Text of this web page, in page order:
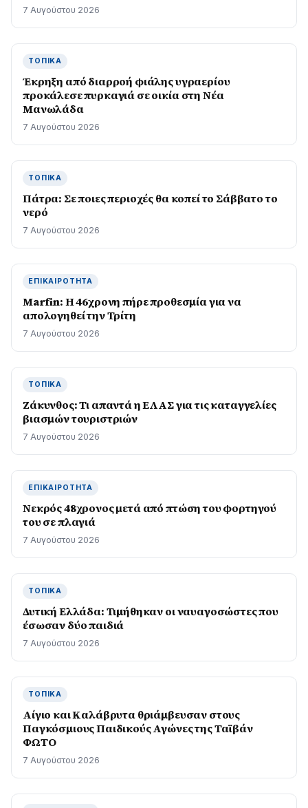
7 Αυγούστου 2026
ΤΟΠΙΚΆ
Έκρηξη από διαρροή φιάλης υγραερίου
προκάλεσε πυρκαγιά σε οικία στη Νέα
Μανωλάδα
7 Αυγούστου 2026
ΤΟΠΙΚΆ
Πάτρα: Σε ποιες περιοχές θα κοπεί το Σάββατο το
νερό
7 Αυγούστου 2026
ΕΠΙΚΑΙΡΌΤΗΤΑ
Marfin: Η 46χρονη πήρε προθεσμία για να
απολογηθεί την Τρίτη
7 Αυγούστου 2026
ΤΟΠΙΚΆ
Ζάκυνθος: Τι απαντά η ΕΛΑΣ για τις καταγγελίες
βιασμών τουριστριών
7 Αυγούστου 2026
ΕΠΙΚΑΙΡΌΤΗΤΑ
Νεκρός 48χρονος μετά από πτώση του φορτηγού
του σε πλαγιά
7 Αυγούστου 2026
ΤΟΠΙΚΆ
Δυτική Ελλάδα: Τιµήθηκαν οι ναυαγοσώστες που
έσωσαν δύο παιδιά
7 Αυγούστου 2026
ΤΟΠΙΚΆ
Αίγιο και Καλάβρυτα θριάμβευσαν στους
Παγκόσμιους Παιδικούς Αγώνες της Ταϊβάν
ΦΩΤΟ
7 Αυγούστου 2026